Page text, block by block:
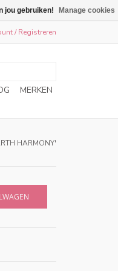
/ Registreren
MERKEN
HARMONY'
jou gebruiken! Manage cookies